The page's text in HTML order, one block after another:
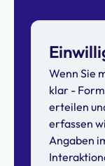
Wenn Sie
klar -
erteilen
erfassen
Angaben